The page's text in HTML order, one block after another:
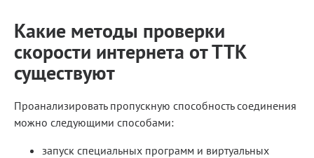
Какие методы проверки
скорости интернета от ТТК
существуют
Проанализировать пропускную способность соединения
можно следующими способами:
запуск специальных программ и виртуальных